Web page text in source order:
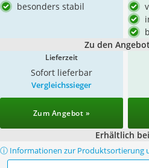
besonders stabil
Zu den
Lieferzeit
Sofort lieferbar
Vergleichssieger
Zum Angebot »
Erhältlich bei
ⓘ Informationen zur Produktsortierung